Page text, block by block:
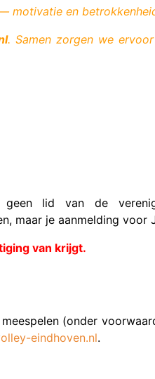
motivatie en
. Samen zorgen we
lid van de
maar je aanmelding voor
van krijgt.
(onder
eindhoven.nl.